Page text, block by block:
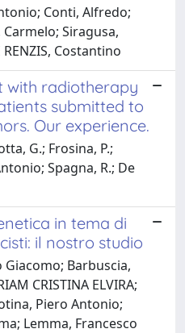
Conti, Alfredo;
Siragusa,
Costantino
radiotherapy
submitted to
Our experience.
G.; Frosina, P.;
Spagna, R.; De
in tema di
il nostro studio
Giacomo; Barbuscia,
CRISTINA ELVIRA;
Piero Antonio;
Lemma, Francesco